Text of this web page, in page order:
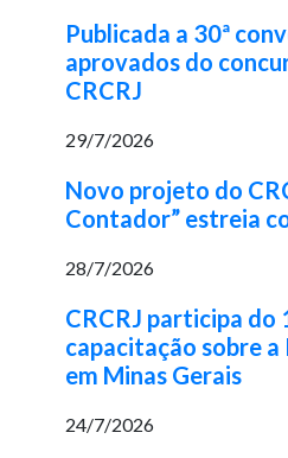
Publicada a 30ª
aprovados do
CRCRJ
29/7/2026
Novo projeto do
Contador” estreia
28/7/2026
CRCRJ participa do
capacitação sobre
em Minas Gerais
24/7/2026